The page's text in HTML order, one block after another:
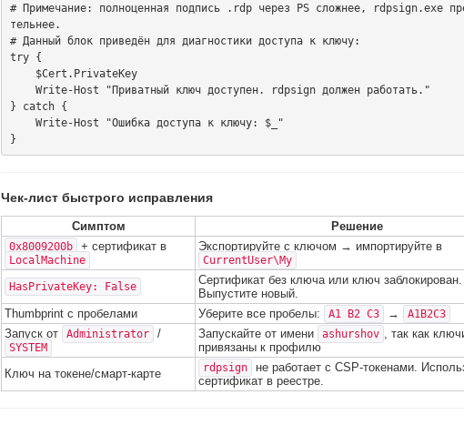
# Примечание: полноценная подпись .rdp через PS сложнее, rdpsign.exe
тельнее.
# Данный блок приведён для диагностики доступа к ключу:
try {
} catch {
Чек-лист быстрого исправления
Симптом Решение
0x8009200b + сертификат в
LocalMachine
Экспортируйте с ключом → импортируйте в
CurrentUser\My
HasPrivateKey: False
Сертификат без ключа или ключ заблокирован.
Выпустите новый.
Thumbprint с пробелами
Уберите все пробелы: A1 B2 C3 → A1B2C3
Запуск от Administrator /
SYSTEM
Запускайте от имени ashurshov , так как
привязаны к профилю
Ключ на токене/смарт-карте
rdpsign
не работает с CSP-токенами.
сертификат в реестре.